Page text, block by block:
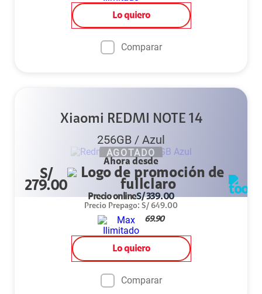
Lo quiero
Comparar
Xiaomi REDMI NOTE 14
256GB / Azul
AGOTADO
Ahora desde
S/
279.00
Precio onlineS/339.00
Precio Prepago: S/ 649.00
69.90
Lo quiero
Comparar